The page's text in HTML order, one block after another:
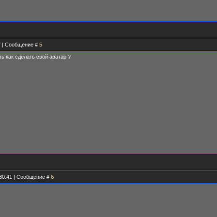
| Сообщение # 5
как сделать свой аватар ?
| Сообщение # 6